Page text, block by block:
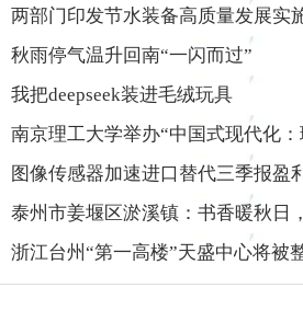
两部门印发节水装备高质量发展实
秋雨停气温升回南“一闪而过”
我把deepseek装进毛绒玩具
南京理工大学举办“中国式现代化
图像传感器加速进口替代三季报盈
泰州市姜堰区淤溪镇：书香暖秋日
浙江台州“第一高楼”天盛中心将被